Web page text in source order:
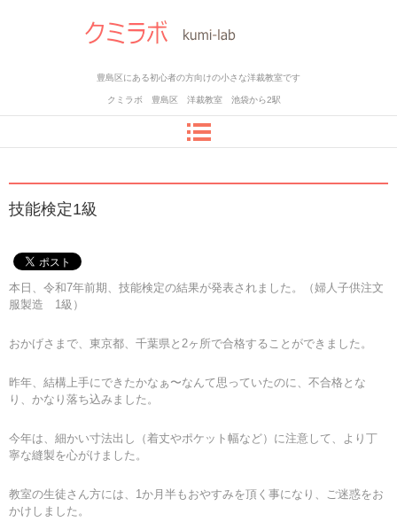
豊島区にある初心者の方向けの小さな洋裁教室です
クミラボ 豊島区 洋裁教室 池袋から2駅
技能検定1級
本日、令和7年前期、技能検定の結果が発表されました。（婦人子供注文
服製造 1級）
おかげさまで、東京都、千葉県と2ヶ所で合格することができました。
昨年、結構上手にできたかなぁ〜なんて思っていたのに、不合格とな
り、かなり落ち込みました。
今年は、細かい寸法出し（着丈やポケット幅など）に注意して、より丁
寧な縫製を心がけました。
教室の生徒さん方には、1か月半もおやすみを頂く事になり、ご迷惑をお
かけしました。